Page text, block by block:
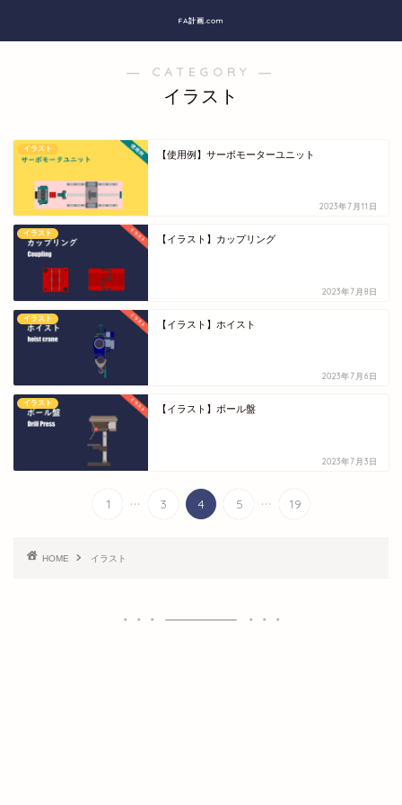
FA計画.com
― CATEGORY ―
イラスト
イラスト
【使用例】サーボモーターユニット
2023年7月11日
イラスト
【イラスト】カップリング
2023年7月8日
イラスト
【イラスト】ホイスト
2023年7月6日
イラスト
【イラスト】ボール盤
2023年7月3日
1 ... 3 4 5 ... 19
HOME イラスト